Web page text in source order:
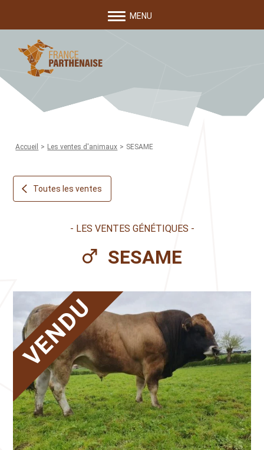
France Parthenaise
MENU
Accueil > Les ventes d'animaux > SESAME
Toutes les ventes
LES VENTES GÉNÉTIQUES
SESAME
VENDU